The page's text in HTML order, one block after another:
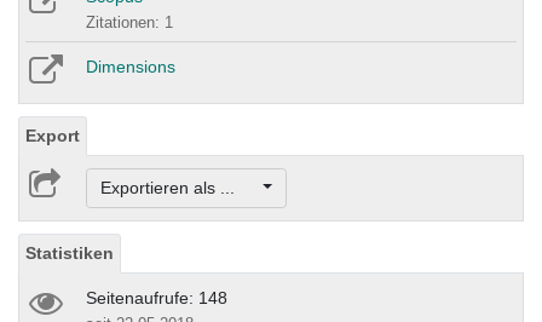
Zitationen: 1
Dimensions
Export
Exportieren als ...
Statistiken
Seitenaufrufe: 148